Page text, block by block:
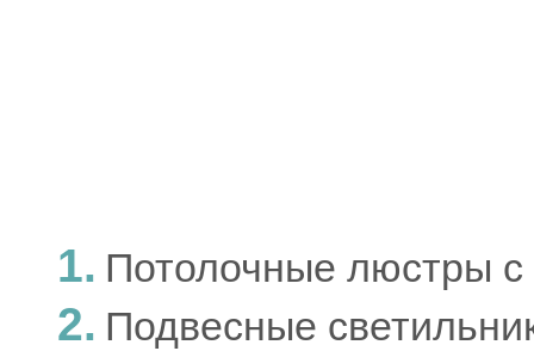
Потолочные люстры
Подвесные